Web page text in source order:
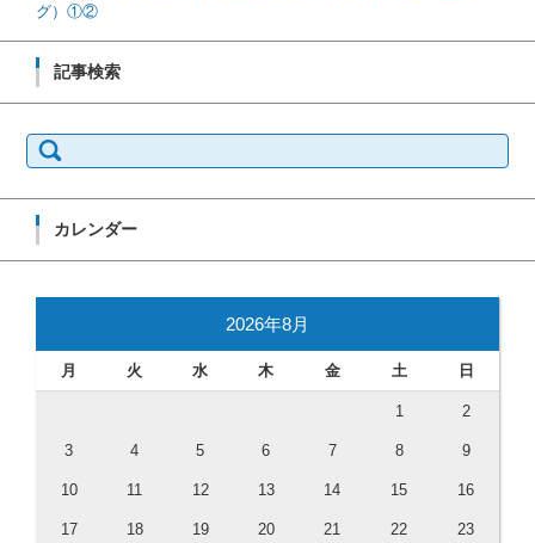
グ）①②
記事検索
カレンダー
2026年8月
月 火 水 木 金 土 日
1 2
3 4 5 6 7 8 9
10 11 12 13 14 15 16
17 18 19 20 21 22 23